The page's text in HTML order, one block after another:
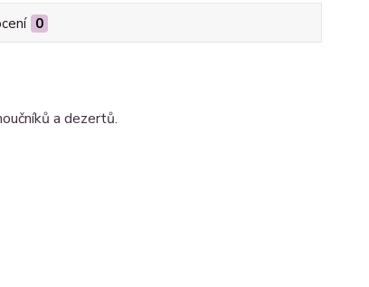
0
a dezertů.